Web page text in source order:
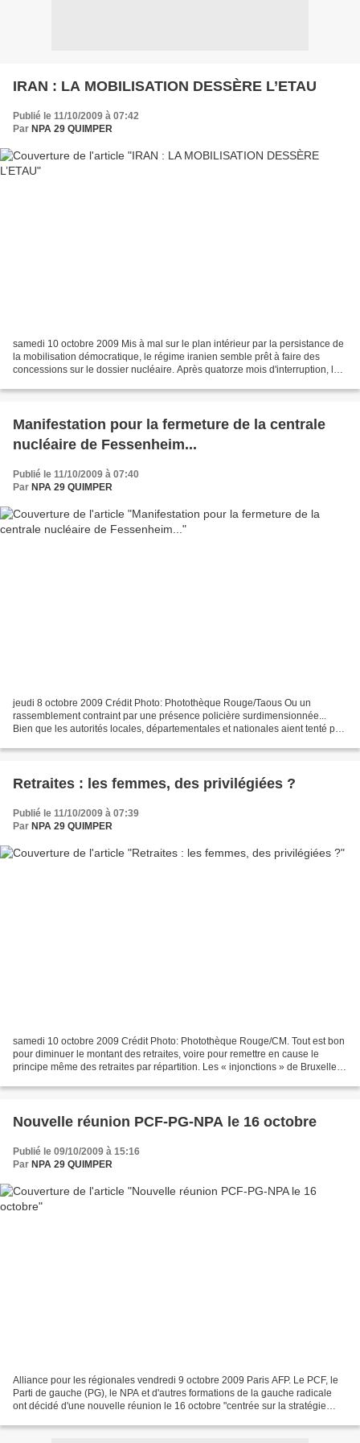
IRAN : LA MOBILISATION DESSÈRE L’ETAU
Publié le 11/10/2009 à 07:42
Par NPA 29 QUIMPER
samedi 10 octobre 2009 Mis à mal sur le plan intérieur par la persistance de
la mobilisation démocratique, le régime iranien semble prêt à faire des
concessions sur le dossier nucléaire. Après quatorze mois d'interruption, les
Manifestation pour la fermeture de la centrale
nucléaire de Fessenheim...
Publié le 11/10/2009 à 07:40
Par NPA 29 QUIMPER
jeudi 8 octobre 2009 Crédit Photo: Photothèque Rouge/Taous Ou un
rassemblement contraint par une présence policière surdimensionnée...
Bien que les autorités locales, départementales et nationales aient tenté par
Retraites : les femmes, des privilégiées ?
Publié le 11/10/2009 à 07:39
Par NPA 29 QUIMPER
samedi 10 octobre 2009 Crédit Photo: Photothèque Rouge/CM. Tout est bon
pour diminuer le montant des retraites, voire pour remettre en cause le
principe même des retraites par répartition. Les « injonctions » de Bruxelles
Nouvelle réunion PCF-PG-NPA le 16 octobre
Publié le 09/10/2009 à 15:16
Par NPA 29 QUIMPER
Alliance pour les régionales vendredi 9 octobre 2009 Paris AFP. Le PCF, le
Parti de gauche (PG), le NPA et d'autres formations de la gauche radicale
ont décidé d'une nouvelle réunion le 16 octobre "centrée sur la stratégie